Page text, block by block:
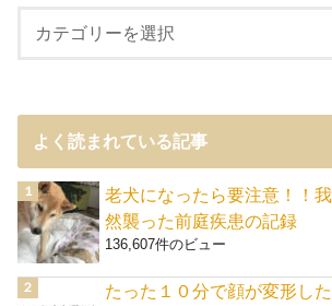
よく読まれている記事
老犬になったら要注意！！
然襲った前庭疾患の記録
136,607件のビュー
たった１０分で顔が変形し